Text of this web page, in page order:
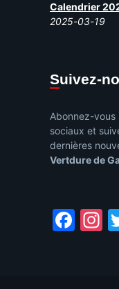
Calendrier
2025-03-19
Suivez-
Abonnez-vous
sociaux et
dernières
Vertdure de